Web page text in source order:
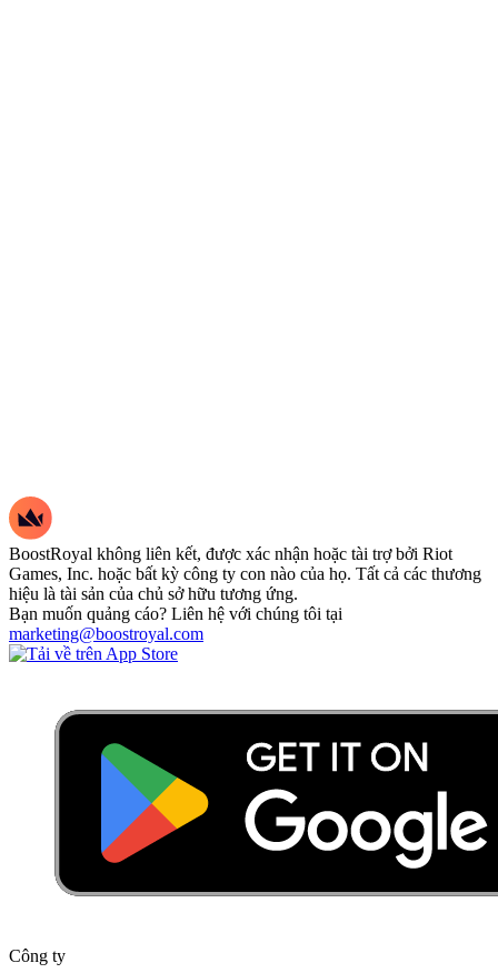
BoostRoyal không liên kết, được xác nhận hoặc tài trợ bởi Riot
Games, Inc. hoặc bất kỳ công ty con nào của họ. Tất cả các thương
hiệu là tài sản của chủ sở hữu tương ứng.
Bạn muốn quảng cáo? Liên hệ với chúng tôi tại
marketing@boostroyal.com
Công ty